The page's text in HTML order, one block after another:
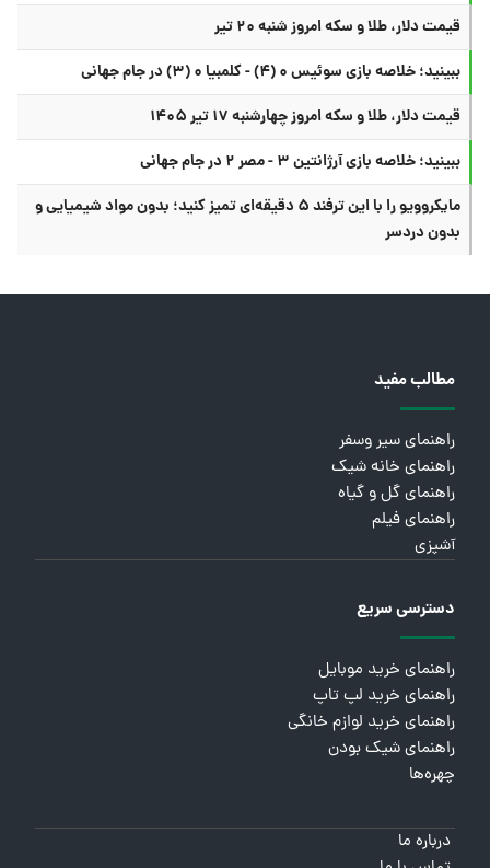
قیمت دلار، طلا و سکه امروز شنبه ۲۰ تیر
ببینید؛ خلاصه بازی سوئیس ۰ (۴) - کلمبیا ۰ (۳) در جام جهانی
قیمت دلار، طلا و سکه امروز چهارشنبه ۱۷ تیر ۱۴۰۵
ببینید؛ خلاصه بازی آرژانتین ۳ - مصر ۲ در جام جهانی
مایکروویو را با این ترفند ۵ دقیقه‌ای تمیز کنید؛ بدون مواد شیمیایی و
بدون دردسر
مطالب مفید
راهنمای سیر وسفر
راهنمای خانه شیک
راهنمای گل و گیاه
راهنمای فیلم
آشپزی
دسترسی سریع
راهنمای خرید موبایل
راهنمای خرید لپ تاپ
راهنمای خرید لوازم خانگی
راهنمای شیک بودن
چهره‌ها
درباره ما